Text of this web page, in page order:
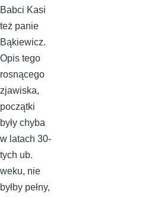
Babci Kasi
też panie
Bąkiewicz.
Opis tego
rosnącego
zjawiska,
początki
były chyba
w latach 30-
tych ub.
weku, nie
byłby pełny,